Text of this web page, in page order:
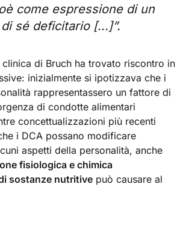
come espressione di un
sé deficitario [...]”.
clinica di Bruch ha trovato riscontro in
inizialmente si ipotizzava che i
rappresentassero un fattore di
di condotte alimentari
concettualizzazioni più recenti
i DCA possano modificare
aspetti della personalità, anche
fisiologica e chimica
sostanze nutritive può causare al